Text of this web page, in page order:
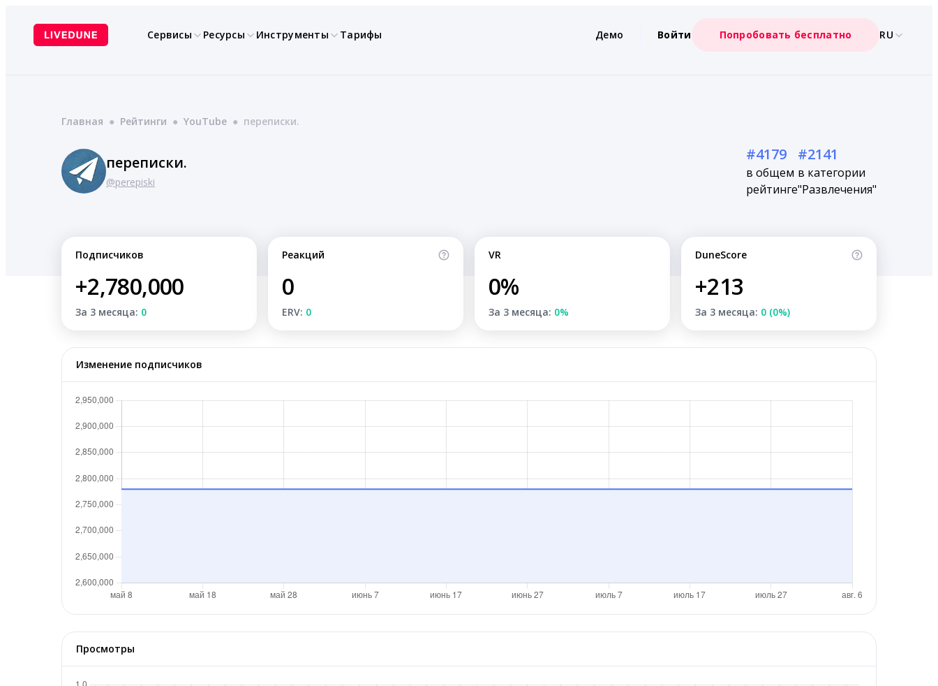
содержимому
Сервисы Ресурсы Инструменты Тарифы Демо Войти Попробовать бесплатно RU
Главная ● Рейтинги ● YouTube ● переписки.
переписки.
@perepiski
#4179
в общем
рейтинге
#2141
в категории
"Развлечения"
Подписчиков
+2,780,000
За 3 месяца: 0
Реакций
0
ERV: 0
VR
0%
За 3 месяца: 0%
DuneScore
+213
За 3 месяца: 0 (0%)
Изменение подписчиков
Просмотры